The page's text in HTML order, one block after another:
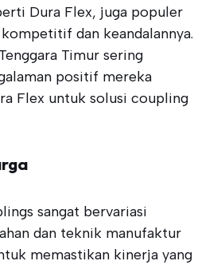
Dura Flex, juga populer
dan keandalannya.
Timur sering
positif mereka
Flex untuk solusi coupling
sangat bervariasi
dan teknik manufaktur
memastikan kinerja yang